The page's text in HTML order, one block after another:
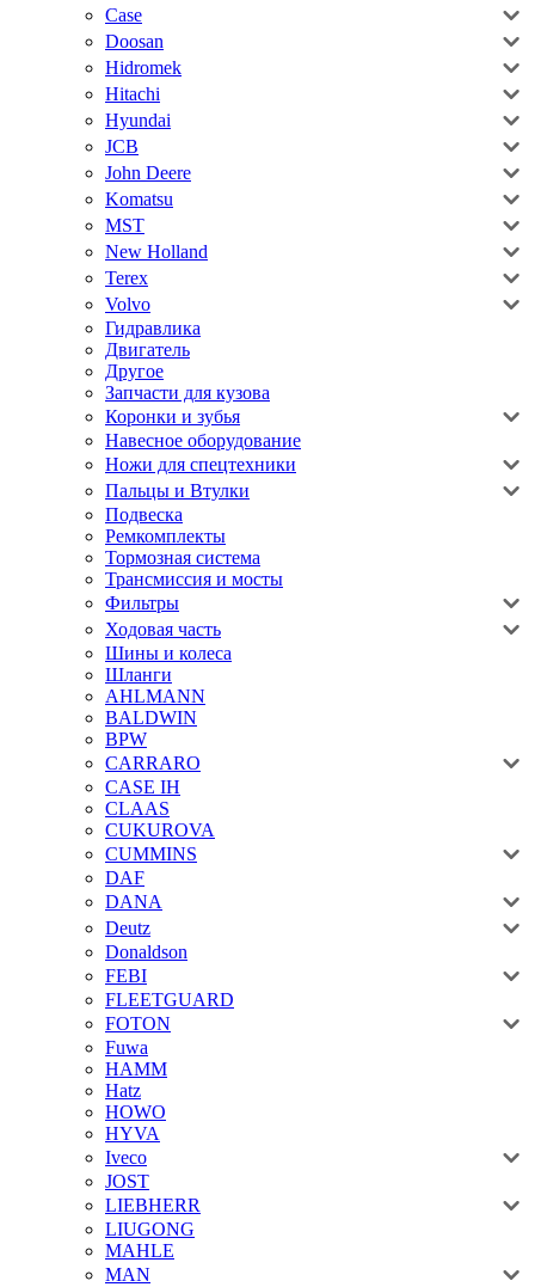
Case
Doosan
Hidromek
Hitachi
Hyundai
JCB
John Deere
Komatsu
MST
New Holland
Terex
Volvo
Гидравлика
Двигатель
Другое
Запчасти для кузова
Коронки и зубья
Навесное оборудование
Ножи для спецтехники
Пальцы и Втулки
Подвеска
Ремкомплекты
Тормозная система
Трансмиссия и мосты
Фильтры
Ходовая часть
Шины и колеса
Шланги
AHLMANN
BALDWIN
BPW
CARRARO
CASE IH
CLAAS
CUKUROVA
CUMMINS
DAF
DANA
Deutz
Donaldson
FEBI
FLEETGUARD
FOTON
Fuwa
HAMM
Hatz
HOWO
HYVA
Iveco
JOST
LIEBHERR
LIUGONG
MAHLE
MAN